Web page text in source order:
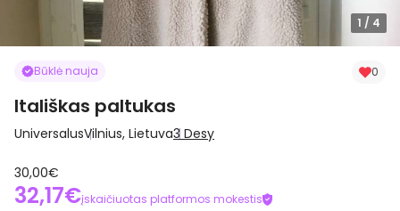
1 / 4
Būklė nauja 0
Itališkas paltukas
UniversalusVilnius, Lietuva3 Desy
30,00€
32,17€įskaičiuotas platformos mokestis